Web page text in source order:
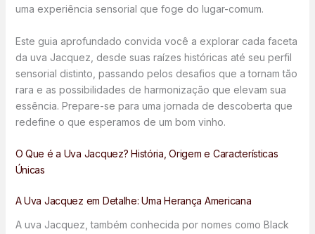
uma experiência sensorial que foge do lugar-comum.
Este guia aprofundado convida você a explorar cada faceta
da uva Jacquez, desde suas raízes históricas até seu perfil
sensorial distinto, passando pelos desafios que a tornam tão
rara e as possibilidades de harmonização que elevam sua
essência. Prepare-se para uma jornada de descoberta que
redefine o que esperamos de um bom vinho.
O Que é a Uva Jacquez? História, Origem e Características
Únicas
A Uva Jacquez em Detalhe: Uma Herança Americana
A uva Jacquez, também conhecida por nomes como Black